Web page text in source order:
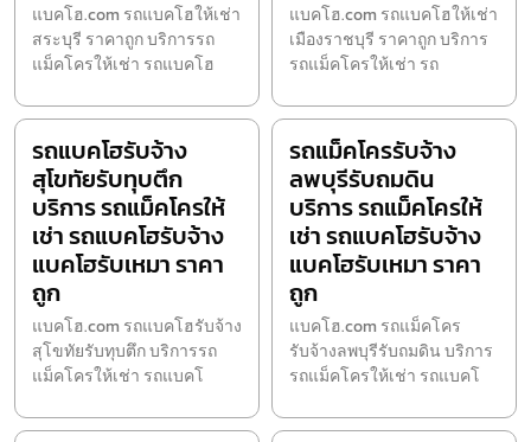
แบคโฮ.com รถแบคโฮให้เช่า
สระบุรี ราคาถูก บริการรถ
แม็คโครให้เช่า รถแบคโฮ
แบคโฮ.com รถแบคโฮให้เช่า
เมืองราชบุรี ราคาถูก บริการ
รถแม็คโครให้เช่า รถ
รถแบคโฮรับจ้าง
สุโขทัยรับทุบตึก
บริการ รถแม็คโครให้
เช่า รถแบคโฮรับจ้าง
แบคโฮรับเหมา ราคา
ถูก
แบคโฮ.com รถแบคโฮรับจ้าง
สุโขทัยรับทุบตึก บริการรถ
แม็คโครให้เช่า รถแบคโ
รถแม็คโครรับจ้าง
ลพบุรีรับถมดิน
บริการ รถแม็คโครให้
เช่า รถแบคโฮรับจ้าง
แบคโฮรับเหมา ราคา
ถูก
แบคโฮ.com รถแม็คโคร
รับจ้างลพบุรีรับถมดิน บริการ
รถแม็คโครให้เช่า รถแบคโ